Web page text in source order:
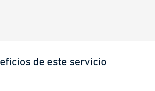
de este servicio